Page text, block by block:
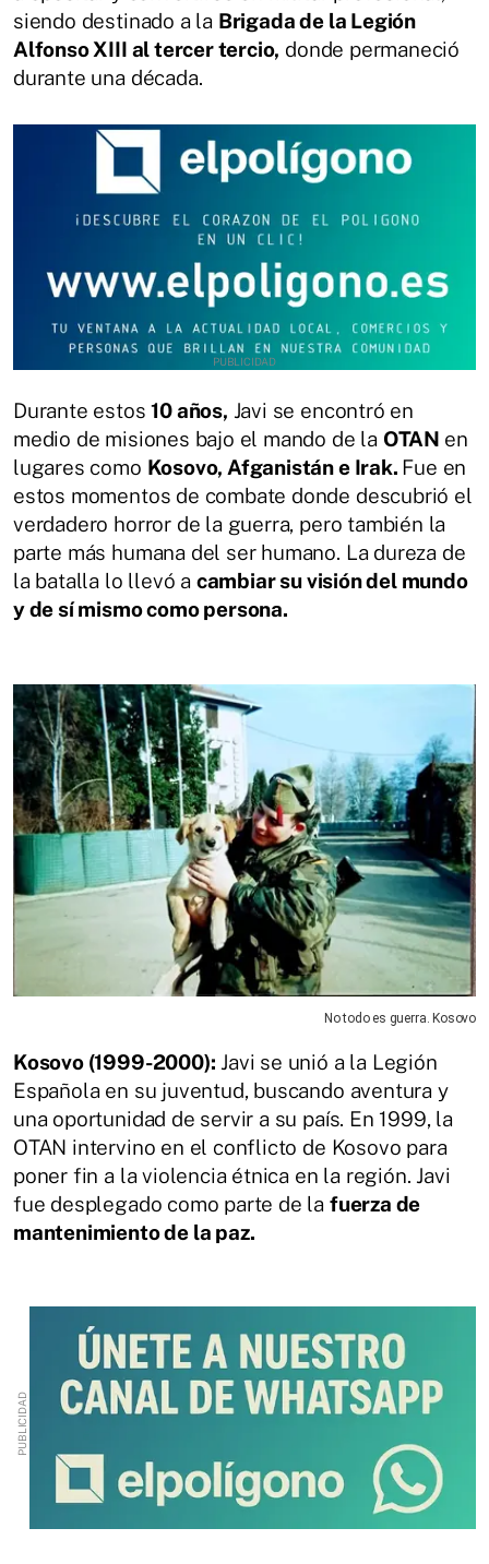
siendo destinado a la Brigada de la Legión
Alfonso XIII al tercer tercio, donde permaneció
durante una década.
Durante estos10 años, Javi se encontró en
medio de misiones bajo el mando de la OTAN en
lugares como Kosovo, Afganistán e Irak. Fue en
estos momentos de combate donde descubrió el
verdadero horror de la guerra, pero también la
parte más humana del ser humano. La dureza de
la batalla lo llevó a cambiar su visión del mundo
y de sí mismo como persona.
No todo es guerra. Kosovo
Kosovo (1999-2000): Javi se unió a la Legión
Española en su juventud, buscando aventura y
una oportunidad de servir a su país. En 1999, la
OTAN intervino en el conflicto de Kosovo para
poner fin a la violencia étnica en la región. Javi
fue desplegado como parte de la fuerza de
mantenimiento de la paz.